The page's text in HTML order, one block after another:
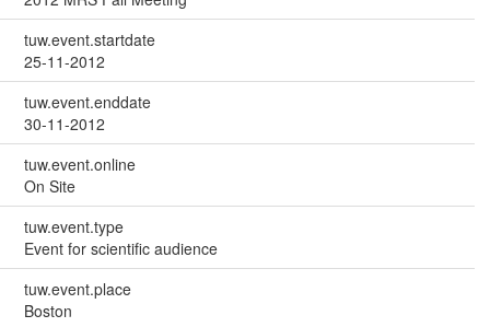
tuw.event.startdate
25-11-2012
tuw.event.enddate
30-11-2012
tuw.event.online
On Site
tuw.event.type
Event for scientific audience
tuw.event.place
Boston